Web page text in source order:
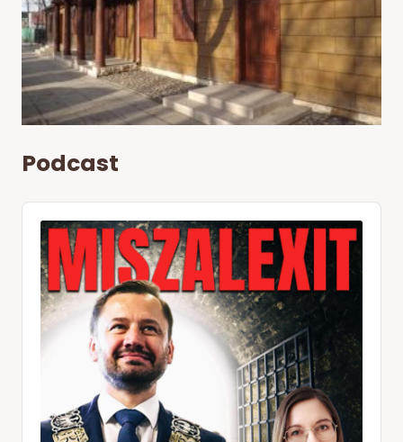
Podcast
Audio
Player